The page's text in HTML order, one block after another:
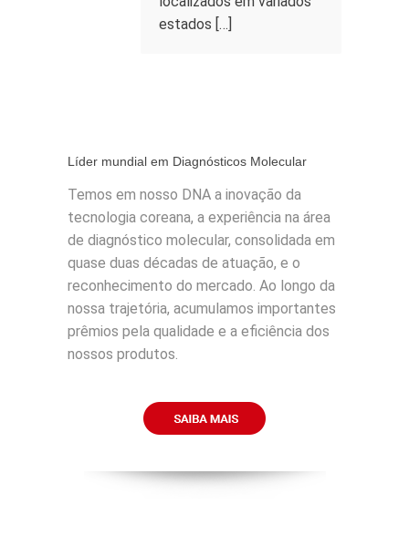
estados […]
Líder mundial em Diagnósticos Molecular
Temos em nosso DNA a inovação da
tecnologia coreana, a experiência na área
de diagnóstico molecular, consolidada em
quase duas décadas de atuação, e o
reconhecimento do mercado. Ao longo da
nossa trajetória, acumulamos importantes
prêmios pela qualidade e a eficiência dos
nossos produtos.